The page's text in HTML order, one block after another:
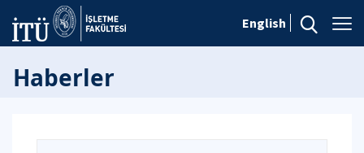
English
Haberler